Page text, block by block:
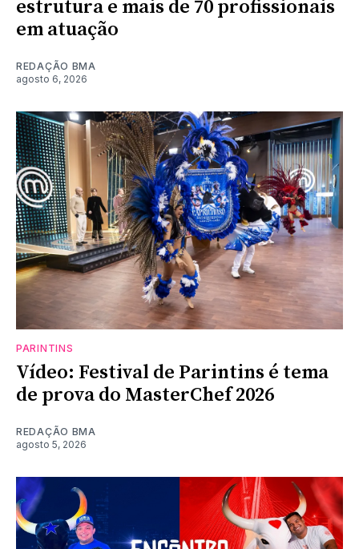
estrutura e mais de 70 profissionais
em atuação
REDAÇÃO BMA
agosto 6, 2026
PARINTINS
Vídeo: Festival de Parintins é tema
de prova do MasterChef 2026
REDAÇÃO BMA
agosto 5, 2026